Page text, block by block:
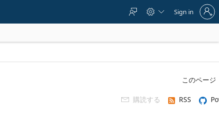
  
to
account
Sign in
このページ
 購読する RSS